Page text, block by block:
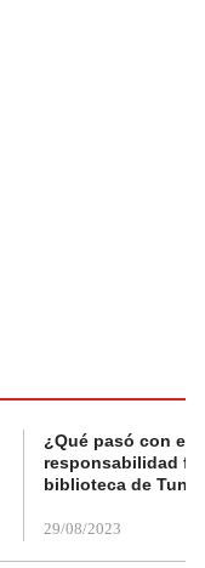
¿Qué pasó con el
responsabilidad
biblioteca de
29/08/2023